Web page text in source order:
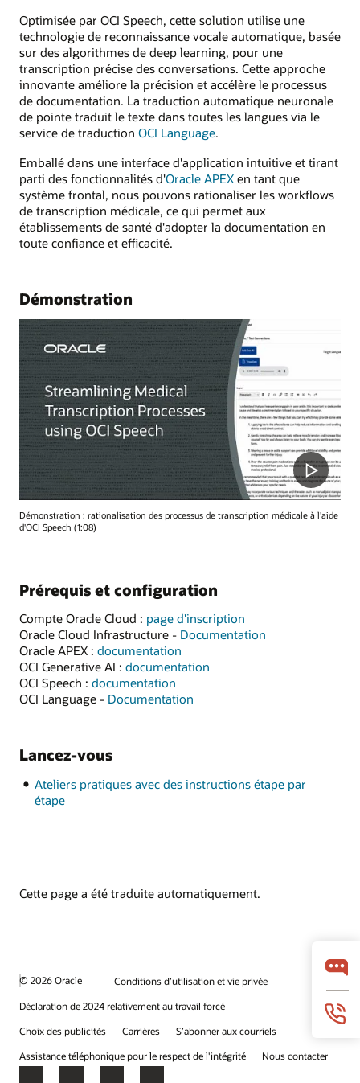
Optimisée par OCI Speech, cette solution utilise une
technologie de reconnaissance vocale automatique, basée
sur des algorithmes de deep learning, pour une
transcription précise des conversations. Cette approche
innovante améliore la précision et accélère le processus
de documentation. La traduction automatique neuronale
de pointe traduit le texte dans toutes les langues via le
service de traduction OCI Language.
Emballé dans une interface d'application intuitive et tirant
parti des fonctionnalités d'Oracle APEX en tant que
système frontal, nous pouvons rationaliser les workflows
de transcription médicale, ce qui permet aux
établissements de santé d'adopter la documentation en
toute confiance et efficacité.
Démonstration
Démonstration : rationalisation des processus de transcription médicale à l'aide
d'OCI Speech (1:08)
Prérequis et configuration
Compte Oracle Cloud : page d'inscription
Oracle Cloud Infrastructure - Documentation
Oracle APEX : documentation
OCI Generative AI : documentation
OCI Speech : documentation
OCI Language - Documentation
Lancez-vous
Ateliers pratiques avec des instructions étape par
étape
Cette page a été traduite automatiquement.
© 2026 Oracle
Conditions d’utilisation et vie privée
Déclaration de 2024 relativement au travail forcé
Choix des publicités
Carrières
S’abonner aux courriels
Assistance téléphonique pour le respect de l'intégrité
Nous contacter